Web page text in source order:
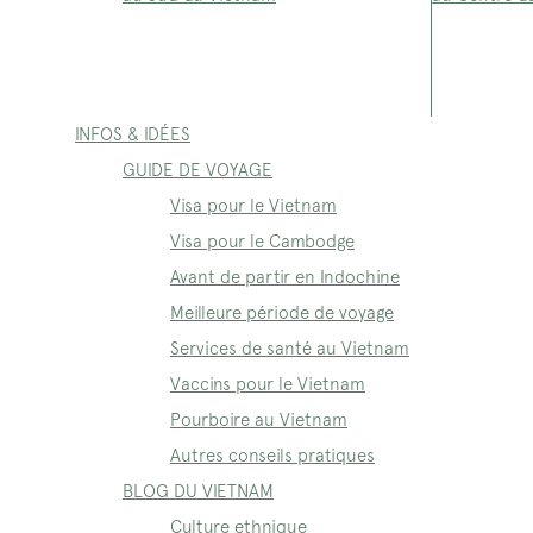
INFOS & IDÉES
GUIDE DE VOYAGE
Visa pour le Vietnam
Visa pour le Cambodge
Avant de partir en Indochine
Meilleure période de voyage
Services de santé au Vietnam
Vaccins pour le Vietnam
Pourboire au Vietnam
Autres conseils pratiques
BLOG DU VIETNAM
Culture ethnique